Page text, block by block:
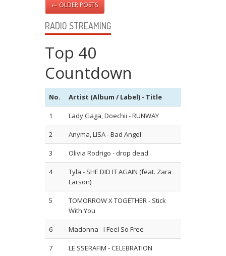
← OLDER POSTS
RADIO STREAMING
Top 40
Countdown
No. Artist (Album / Label) - Title
1 Lady Gaga, Doechii - RUNWAY
2 Anyma, LISA - Bad Angel
3 Olivia Rodrigo - drop dead
4
Tyla - SHE DID IT AGAIN (feat. Zara
Larson)
5
TOMORROW X TOGETHER - Stick
With You
6 Madonna - I Feel So Free
7 LE SSERAFIM - CELEBRATION